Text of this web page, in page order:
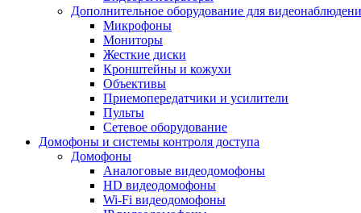
Дополнительное оборудование для
Микрофоны
Мониторы
Жесткие диски
Кронштейны и кожухи
Объективы
Приемопередатчики и усилители
Пульты
Сетевое оборудование
Домофоны и системы контроля доступа
Домофоны
Аналоговые видеодомофоны
HD видеодомофоны
Wi-Fi видеодомофоны